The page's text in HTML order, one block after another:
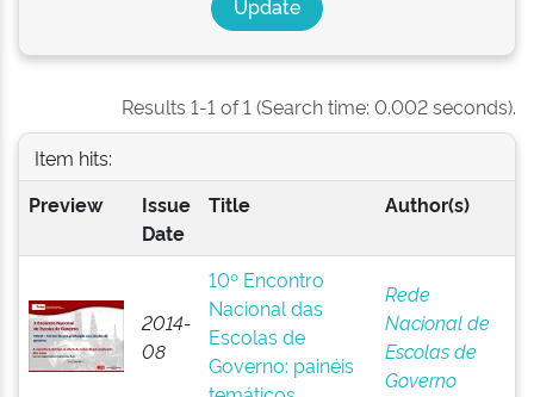
Results 1-1 of 1 (Search time: 0.002 seconds).
Item hits:
Preview
Issue
Date
Title Author(s)
2014-
08
10º Encontro
Nacional das
Escolas de
Governo: painéis
Rede
Nacional de
Escolas de
Governo